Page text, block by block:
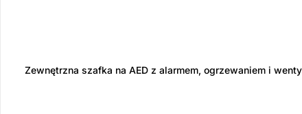
Zewnętrzna szafka na AED z alarmem, ogrzewaniem i